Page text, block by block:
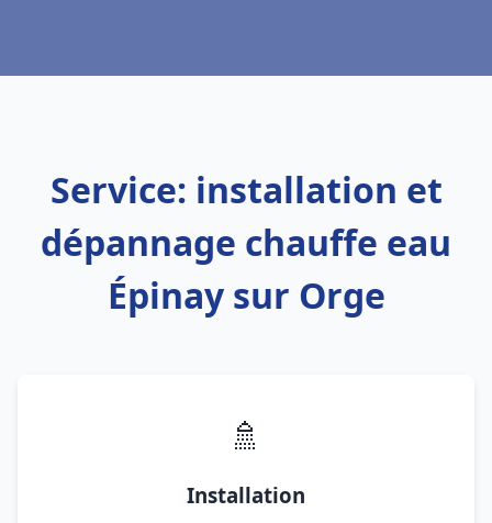
Service: installation et
dépannage chauffe eau
Épinay sur Orge
🚿
Installation